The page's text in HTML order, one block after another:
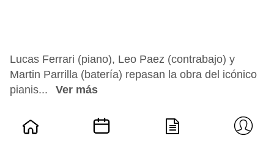
Lucas Ferrari (piano), Leo Paez (contrabajo) y
Martin Parrilla (batería) repasan la obra del icónico
pianis...
Ver más